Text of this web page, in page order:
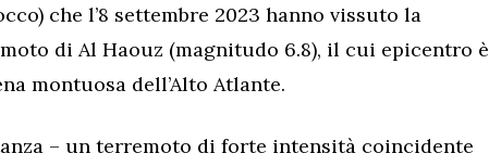
che l’8 settembre 2023 hanno vissuto la
di Al Haouz (magnitudo 6.8), il cui epicentro è
montuosa dell’Alto Atlante.
– un terremoto di forte intensità coincidente